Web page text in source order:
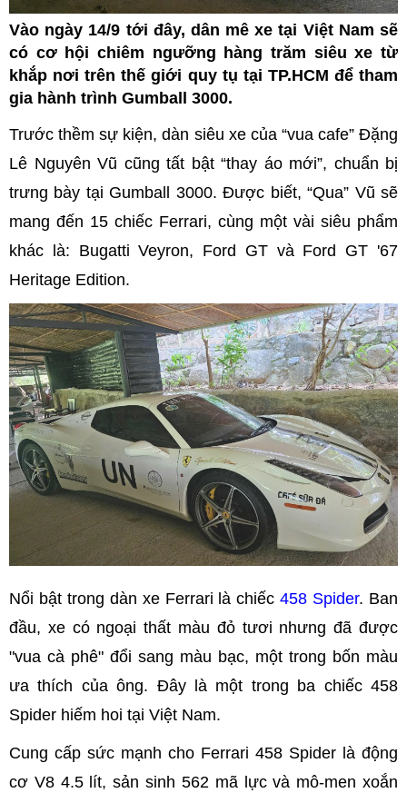
Vào ngày 14/9 tới đây, dân mê xe tại Việt Nam sẽ
có cơ hội chiêm ngưỡng hàng trăm siêu xe từ
khắp nơi trên thế giới quy tụ tại TP.HCM để tham
gia hành trình Gumball 3000.
Trước thềm sự kiện, dàn siêu xe của “vua cafe” Đặng
Lê Nguyên Vũ cũng tất bật “thay áo mới”, chuẩn bị
trưng bày tại Gumball 3000. Được biết, “Qua” Vũ sẽ
mang đến 15 chiếc Ferrari, cùng một vài siêu phẩm
khác là: Bugatti Veyron, Ford GT và Ford GT '67
Heritage Edition.
Nổi bật trong dàn xe Ferrari là chiếc458 Spider. Ban
đầu, xe có ngoại thất màu đỏ tươi nhưng đã được
"vua cà phê" đổi sang màu bạc, một trong bốn màu
ưa thích của ông. Đây là một trong ba chiếc 458
Spider hiếm hoi tại Việt Nam.
Cung cấp sức mạnh cho Ferrari 458 Spider là động
cơ V8 4.5 lít, sản sinh 562 mã lực và mô-men xoắn